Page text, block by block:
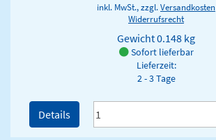
inkl. MwSt., zzgl.Versandkosten
Widerrufsrecht
Gewicht0.148 kg
Sofort lieferbar
Lieferzeit:
2 - 3 Tage
Details